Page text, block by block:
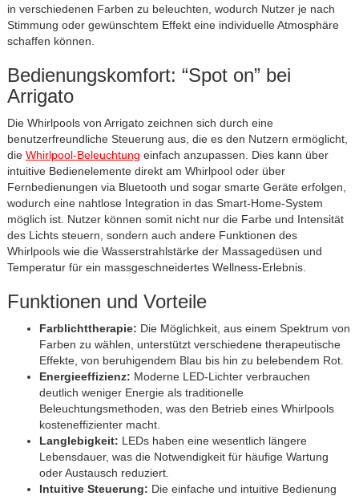
in verschiedenen Farben zu beleuchten, wodurch Nutzer je nach
Stimmung oder gewünschtem Effekt eine individuelle Atmosphäre
schaffen können.
Bedienungskomfort: “Spot on” bei
Arrigato
Die Whirlpools von Arrigato zeichnen sich durch eine
benutzerfreundliche Steuerung aus, die es den Nutzern ermöglicht,
die Whirlpool-Beleuchtung einfach anzupassen. Dies kann über
intuitive Bedienelemente direkt am Whirlpool oder über
Fernbedienungen via Bluetooth und sogar smarte Geräte erfolgen,
wodurch eine nahtlose Integration in das Smart-Home-System
möglich ist. Nutzer können somit nicht nur die Farbe und Intensität
des Lichts steuern, sondern auch andere Funktionen des
Whirlpools wie die Wasserstrahlstärke der Massagedüsen und
Temperatur für ein massgeschneidertes Wellness-Erlebnis.
Funktionen und Vorteile
Farblichttherapie: Die Möglichkeit, aus einem Spektrum von
Farben zu wählen, unterstützt verschiedene therapeutische
Effekte, von beruhigendem Blau bis hin zu belebendem Rot.
Energieeffizienz: Moderne LED-Lichter verbrauchen
deutlich weniger Energie als traditionelle
Beleuchtungsmethoden, was den Betrieb eines Whirlpools
kosteneffizienter macht.
Langlebigkeit: LEDs haben eine wesentlich längere
Lebensdauer, was die Notwendigkeit für häufige Wartung
oder Austausch reduziert.
Intuitive Steuerung: Die einfache und intuitive Bedienung